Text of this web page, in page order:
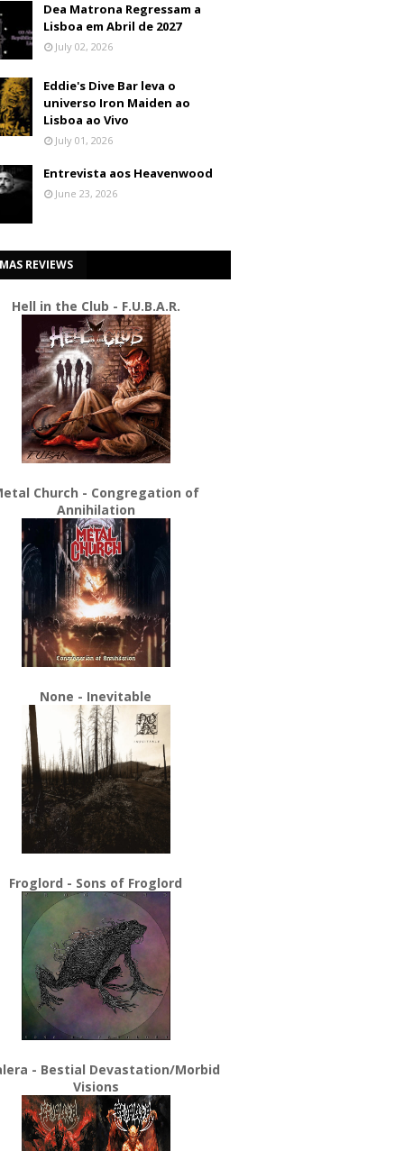
Dea Matrona Regressam a
Lisboa em Abril de 2027
July 02, 2026
Eddie's Dive Bar leva o
universo Iron Maiden ao
Lisboa ao Vivo
July 01, 2026
Entrevista aos Heavenwood
June 23, 2026
REVIEWS
Hell in the Club - F.U.B.A.R.
Church - Congregation of
Annihilation
None - Inevitable
Froglord - Sons of Froglord
- Bestial Devastation/Morbid
Visions